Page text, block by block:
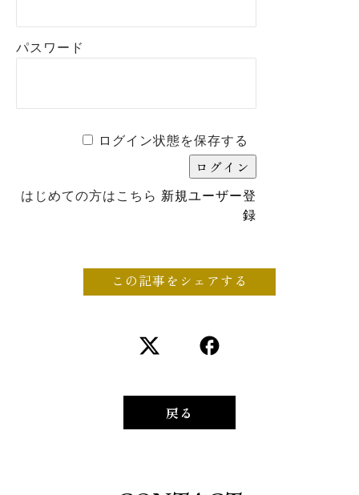
パスワード
ログイン状態を保存する
はじめての方はこちら 新規ユーザー登
録
この記事をシェアする
戻る